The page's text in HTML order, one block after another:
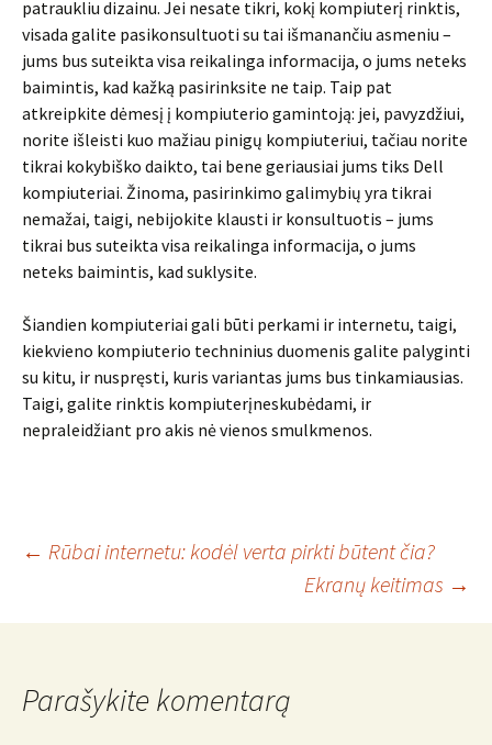
patraukliu dizainu. Jei nesate tikri, kokį kompiuterį rinktis,
visada galite pasikonsultuoti su tai išmanančiu asmeniu –
jums bus suteikta visa reikalinga informacija, o jums neteks
baimintis, kad kažką pasirinksite ne taip. Taip pat
atkreipkite dėmesį į kompiuterio gamintoją: jei, pavyzdžiui,
norite išleisti kuo mažiau pinigų kompiuteriui, tačiau norite
tikrai kokybiško daikto, tai bene geriausiai jums tiks Dell
kompiuteriai. Žinoma, pasirinkimo galimybių yra tikrai
nemažai, taigi, nebijokite klausti ir konsultuotis – jums
tikrai bus suteikta visa reikalinga informacija, o jums
neteks baimintis, kad suklysite.
Šiandien kompiuteriai gali būti perkami ir internetu, taigi,
kiekvieno kompiuterio techninius duomenis galite palyginti
su kitu, ir nuspręsti, kuris variantas jums bus tinkamiausias.
Taigi, galite rinktis kompiuterįneskubėdami, ir
nepraleidžiant pro akis nė vienos smulkmenos.
Įrašo
navigacija
← Rūbai internetu: kodėl verta pirkti būtent čia?
Ekranų keitimas →
Parašykite komentarą